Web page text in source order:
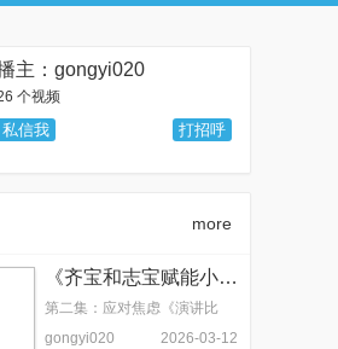
主：gongyi020
个视频
私信我 打招呼
more
《齐宝和志宝赋能小故事》第二集：应对焦虑
第二集：应对焦虑《演讲比
gongyi020 2026-03-12